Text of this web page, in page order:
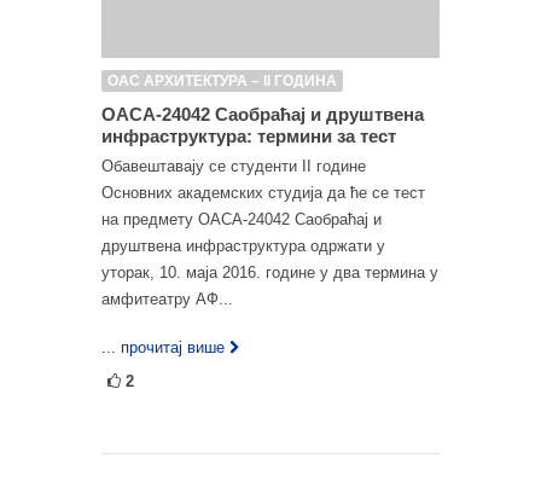
ОАС АРХИТЕКТУРА – II ГОДИНА
ОАСА-24042 Саобраћај и друштвена
инфраструктура: термини за тест
Обавештавају се студенти II године
Основних академских студија да ће се тест
на предмету ОАСА-24042 Саобраћај и
друштвена инфраструктура одржати у
уторак, 10. маја 2016. године у два термина у
амфитеатру АФ...
... прочитај више
2